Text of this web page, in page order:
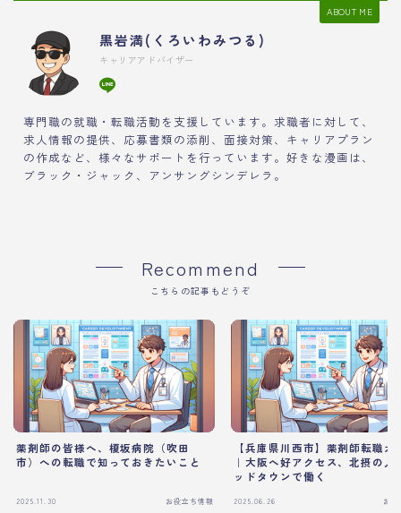
ABOUT ME
黒岩満(くろいわみつる)
キャリアアドバイザー
専門職の就職・転職活動を支援しています。求職者に対して、
求人情報の提供、応募書類の添削、面接対策、キャリアプラン
の作成など、様々なサポートを行っています。好きな漫画は、
ブラック・ジャック、アンサングシンデレラ。
Recommend
こちらの記事もどうぞ
薬剤師の皆様へ、榎坂病院（吹田
市）への転職で知っておきたいこと
2025.11.30 お役立ち情報
【兵庫県川西市】薬剤師転職ガ
｜大阪へ好アクセス、北摂の人
ッドタウンで働く
2025.06.26 お